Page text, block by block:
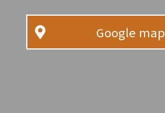
Google map